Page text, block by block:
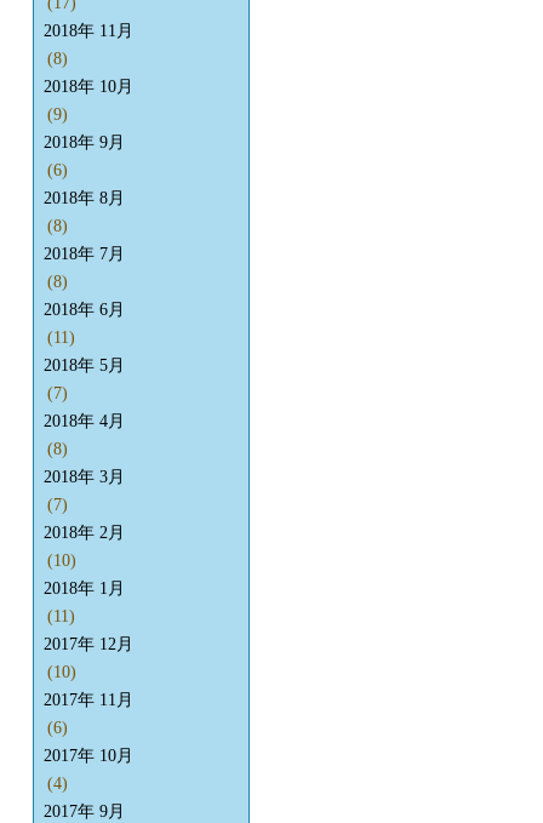
2018年 11月
(8)
2018年 10月
(9)
2018年 9月
(6)
2018年 8月
(8)
2018年 7月
(8)
2018年 6月
(11)
2018年 5月
(7)
2018年 4月
(8)
2018年 3月
(7)
2018年 2月
(10)
2018年 1月
(11)
2017年 12月
(10)
2017年 11月
(6)
2017年 10月
(4)
2017年 9月